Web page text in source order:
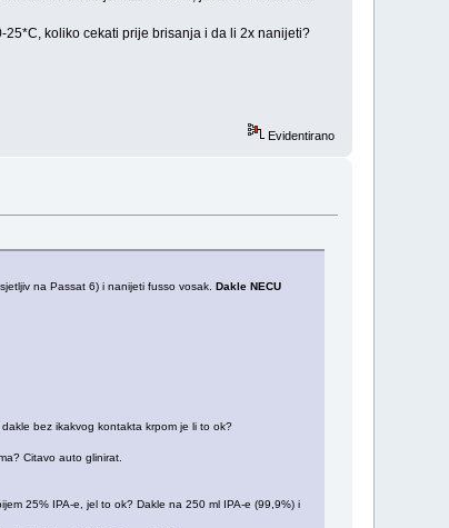
koliko cekati prije brisanja i da li 2x nanijeti?
Evidentirano
na Passat 6) i nanijeti fusso vosak. Dakle NECU
bez ikakvog kontakta krpom je li to ok?
Citavo auto glinirat.
25% IPA-e, jel to ok? Dakle na 250 ml IPA-e (99,9%) i